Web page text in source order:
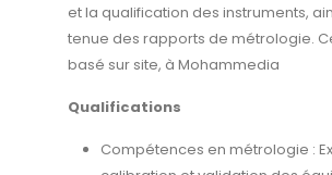
et la qualification des instruments,
tenue des rapports de métrologie.
basé sur site, à Mohammedia
Qualifications
Compétences en métrologie :